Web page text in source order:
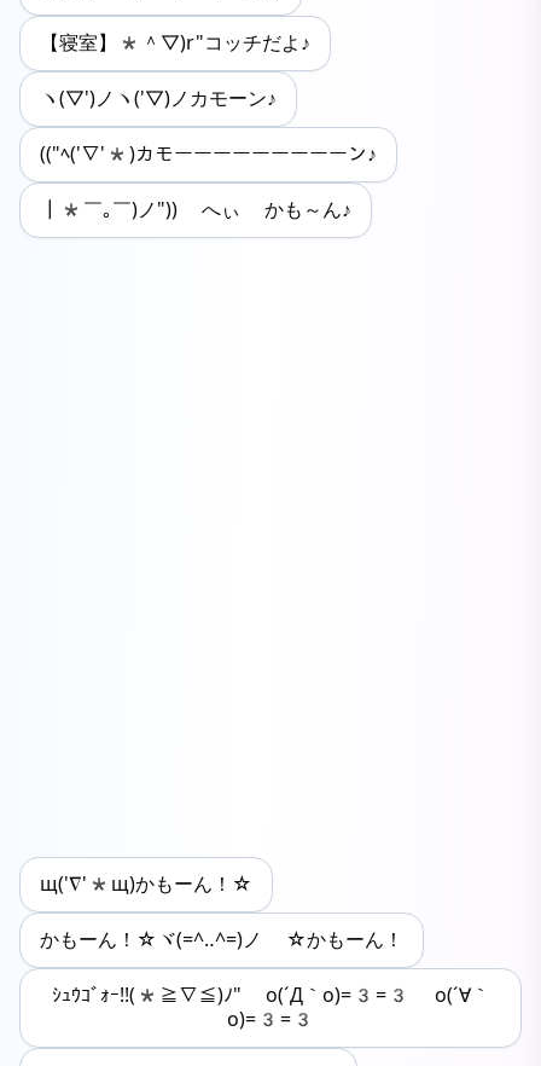
【寝室】*＾▽)r"コッチだよ♪
ヽ(▽')ノヽ('▽)ノカモーン♪
(("ﾍ('∇'*)カモーーーーーーーーーン♪
┃*￣｡￣)ノ")) へぃ かも～ん♪
щ('∇'*щ)かもーん！☆
かもーん！☆ヾ(=^‥^=)ノ ☆かもーん！
ｼｭｳｺﾞｫｰ!!(*≧∇≦)ﾉ" o(´Д｀o)=3=3 o(´∀｀
o)=3=3